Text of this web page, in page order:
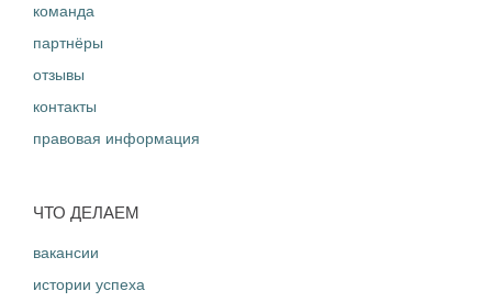
команда
партнёры
отзывы
контакты
правовая информация
ЧТО ДЕЛАЕМ
вакансии
истории успеха